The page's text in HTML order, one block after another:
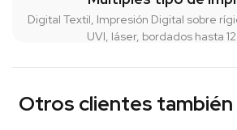
Digital Textil, Impresión Digital sobre
UVI, láser, bordados hasta
Otros clientes